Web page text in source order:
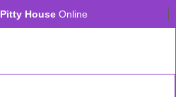
Pitty House Online